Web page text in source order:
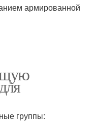
армированной
группы: